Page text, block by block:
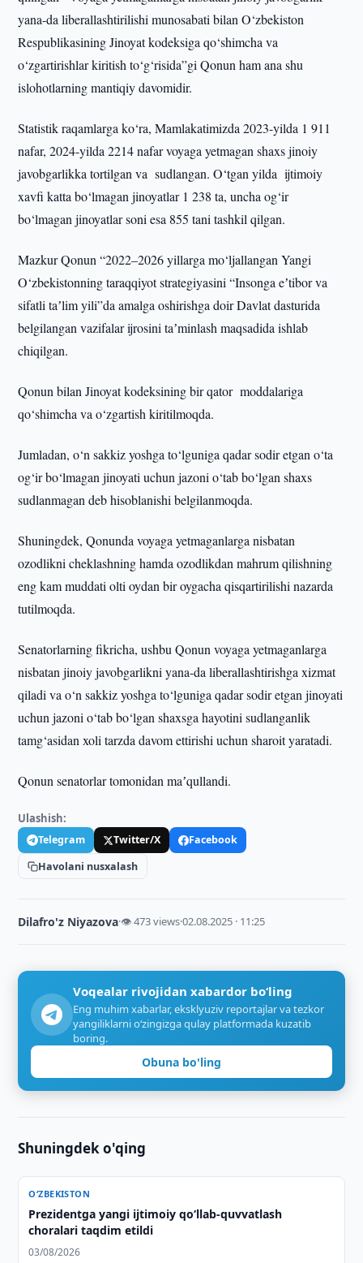
yana-da liberallashtirilishi munosabati bilan O‘zbekiston
Respublikasining Jinoyat kodeksiga qo‘shimcha va
o‘zgartirishlar kiritish to‘g‘risida”gi Qonun ham ana shu
islohotlarning mantiqiy davomidir.
Statistik raqamlarga ko‘ra, Mamlakatimizda 2023-yilda 1 911
nafar, 2024-yilda 2214 nafar voyaga yetmagan shaxs jinoiy
javobgarlikka tortilgan va sudlangan. O‘tgan yilda ijtimoiy
xavfi katta bo‘lmagan jinoyatlar 1 238 ta, uncha og‘ir
bo‘lmagan jinoyatlar soni esa 855 tani tashkil qilgan.
Mazkur Qonun “2022–2026 yillarga mo‘ljallangan Yangi
O‘zbekistonning taraqqiyot strategiyasini “Insonga eʼtibor va
sifatli taʼlim yili”da amalga oshirishga doir Davlat dasturida
belgilangan vazifalar ijrosini taʼminlash maqsadida ishlab
chiqilgan.
Qonun bilan Jinoyat kodeksining bir qator moddalariga
qo‘shimcha va o‘zgartish kiritilmoqda.
Jumladan, o‘n sakkiz yoshga to‘lguniga qadar sodir etgan o‘ta
og‘ir bo‘lmagan jinoyati uchun jazoni o‘tab bo‘lgan shaxs
sudlanmagan deb hisoblanishi belgilanmoqda.
Shuningdek, Qonunda voyaga yetmaganlarga nisbatan
ozodlikni cheklashning hamda ozodlikdan mahrum qilishning
eng kam muddati olti oydan bir oygacha qisqartirilishi nazarda
tutilmoqda.
Senatorlarning fikricha, ushbu Qonun voyaga yetmaganlarga
nisbatan jinoiy javobgarlikni yana-da liberallashtirishga xizmat
qiladi va o‘n sakkiz yoshga to‘lguniga qadar sodir etgan jinoyati
uchun jazoni o‘tab bo‘lgan shaxsga hayotini sudlanganlik
tamg‘asidan xoli tarzda davom ettirishi uchun sharoit yaratadi.
Qonun senatorlar tomonidan maʼqullandi.
Ulashish:
Telegram Twitter/X
Facebook
Havolani nusxalash
Dilafro'z Niyazova·👁 473 views·02.08.2025 · 11:25
Voqealar rivojidan xabardor bo‘ling
Eng muhim xabarlar, eksklyuziv reportajlar va tezkor
yangiliklarni o‘zingizga qulay platformada kuzatib
boring.
Obuna bo'ling
Shuningdek o'qing
O‘ZBEKISTON
Prezidentga yangi ijtimoiy qoʻllab-quvvatlash
choralari taqdim etildi
03/08/2026